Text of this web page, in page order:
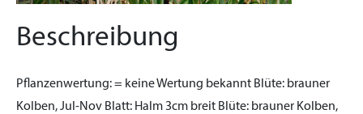
Beschreibung
Pflanzenwertung:= keine Wertung bekannt Blüte: brauner
Kolben, Jul-Nov Blatt: Halm 3cm breit Blüte: brauner Kolben,